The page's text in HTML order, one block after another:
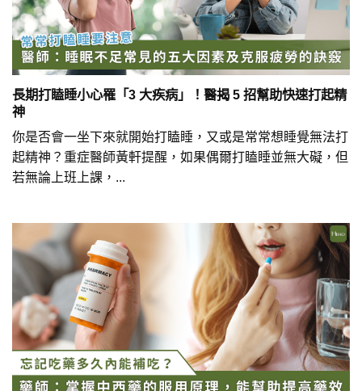
長期打瞌睡小心罹「3 大疾病」！醫揭 5 招幫助快速打起精
神
你是否會一坐下來就開始打瞌睡，又或是常常想睡覺無法打
起精神？重症醫師黃軒提醒，如果偶爾打瞌睡並無大礙，但
若無論上班上課，...